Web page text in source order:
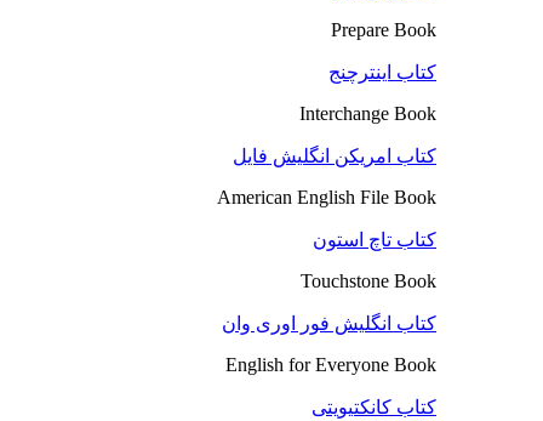
Prepare Book
کتاب اینترچنج
Interchange Book
کتاب امریکن انگلیش فایل
American English File Book
کتاب تاچ استون
Touchstone Book
کتاب انگلیش فور اوری وان
English for Everyone Book
کتاب کانکتیویتی